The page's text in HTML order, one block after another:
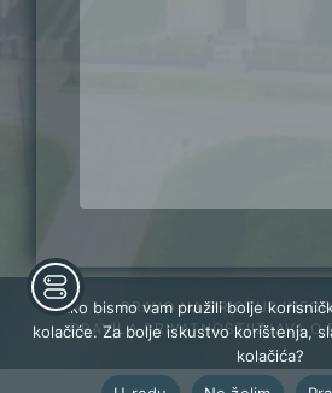
PRAVO NA PRISTUP
PRAVILA PRIVATNOSTIIZJAVA O
Kako bismo vam pružili bolje
kolačiće. Za bolje iskustvo korištenja,
kolačića?